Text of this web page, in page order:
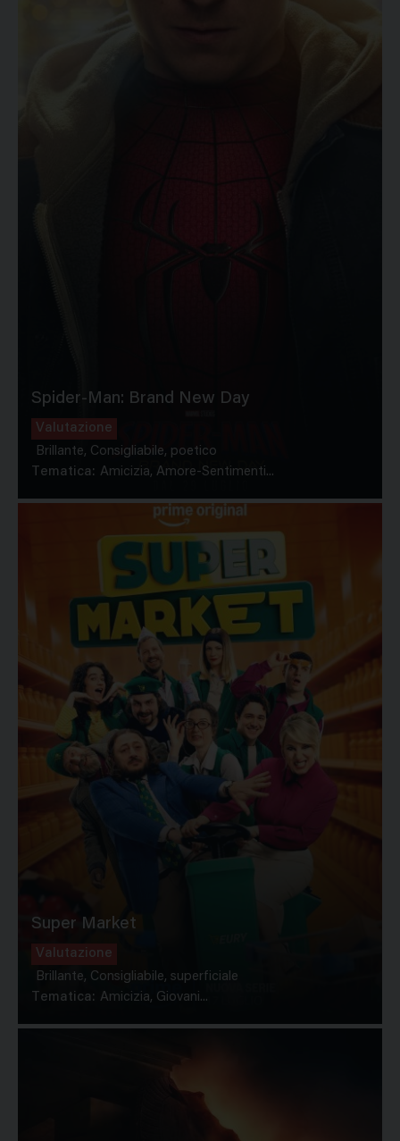
Spider-Man: Brand New Day
Valutazione
Brillante, Consigliabile, poetico
Tematica: Amicizia, Amore-Sentimenti...
Super Market
Valutazione
Brillante, Consigliabile, superficiale
Tematica: Amicizia, Giovani...